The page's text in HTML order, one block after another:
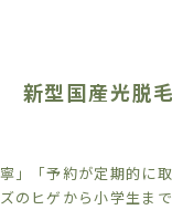
新型国産光脱
「予約が定期的に
のヒゲから小学生ま